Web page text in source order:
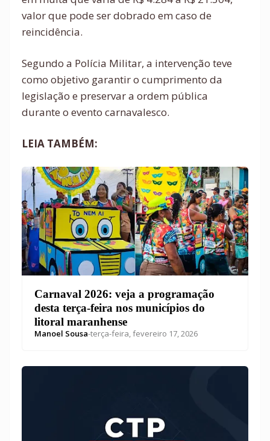
valor que pode ser dobrado em caso de
reincidência.
Segundo a Polícia Militar, a intervenção teve
como objetivo garantir o cumprimento da
legislação e preservar a ordem pública
durante o evento carnavalesco.
LEIA TAMBÉM:
Carnaval 2026: veja a programação
desta terça-feira nos municípios do
litoral maranhense
Manoel Sousa-terça-feira, fevereiro 17, 2026